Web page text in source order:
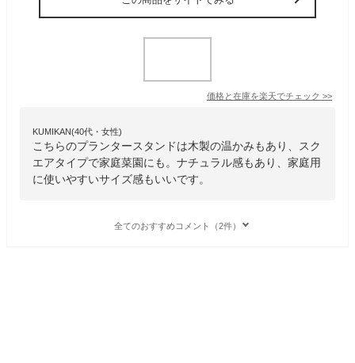
価格と在庫を楽天でチェック >>
KUMIKAN(40代・女性)
こちらのプランタースタンドは木製の温かみもあり、スク
エアタイプで家庭菜園にも。ナチュラル感もあり、家庭用
に使いやすいサイズ感もいいです。
全てのおすすめコメント（2件）